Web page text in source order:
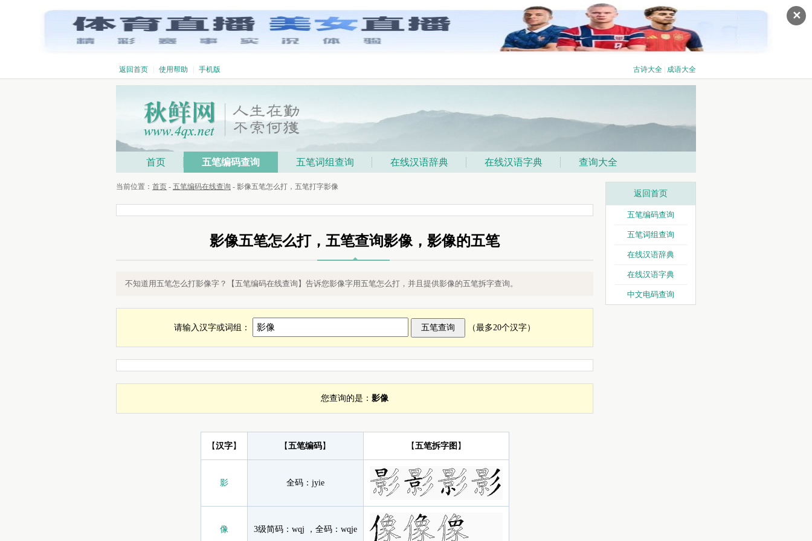
✕
返回首页 使用帮助 手机版 古诗大全 成语大全
首页 五笔编码查询 五笔词组查询 在线汉语辞典 在线汉语字典 查询大全
当前位置： 首页 - 五笔编码在线查询 - 影像五笔怎么打，五笔打字影像
影像五笔怎么打，五笔查询影像，影像的五笔
不知道用五笔怎么打影像字？【五笔编码在线查询】告诉您影像字用五笔怎么打，并且提供影像的五笔拆字查询。
请输入汉字或词组： （最多20个汉字）
您查询的是： 影像
【汉字】 【五笔编码】 【五笔拆字图 】
影 全码： jyie
像 3级简码： wqj ，全码： wqje
返回首页
五笔编码查询
五笔词组查询
在线汉语辞典
在线汉语字典
中文电码查询